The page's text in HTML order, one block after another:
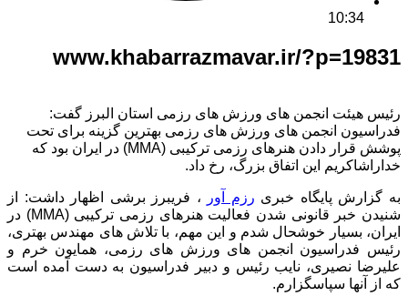
10:34
www.khabarrazmavar.ir/?p=19831
رئیس هیئت انجمن های ورزش های رزمی استان البرز گفت:
فدراسیون انجمن های ورزش های رزمی بهترین گزینه برای تحت
پوشش قرار دادن هنرهای رزمی ترکیبی (MMA) در ایران بود که
خداراشاکریم این اتفاق بزرگ، رخ داد.
به گزارش پایگاه خبری رزم آور
، فریبرز برشی اظهار داشت: از
شنیدن خبر قانونی شدن فعالیت هنرهای رزمی ترکیبی (MMA) در
ایران، بسیار خوشحال شدم و این مهم، با تلاش های مهندس بهتری،
رئیس فدراسیون انجمن های ورزش های رزمی، همایون خرم و
علیرضا نصیری، نایب رئیس و دبیر فدراسیون به دست آمده است
که از آنها سپاسگزارم.